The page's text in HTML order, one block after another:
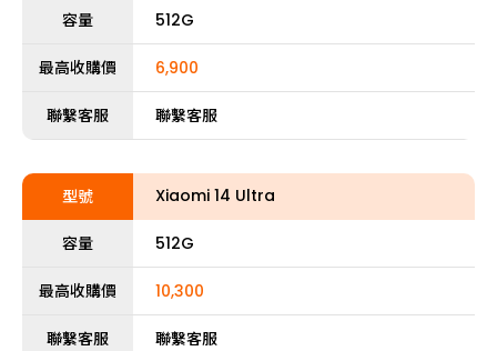
容量 512G
最高收購價 6,900
聯繫客服 聯繫客服
型號 Xiaomi 14 Ultra
容量 512G
最高收購價 10,300
聯繫客服 聯繫客服